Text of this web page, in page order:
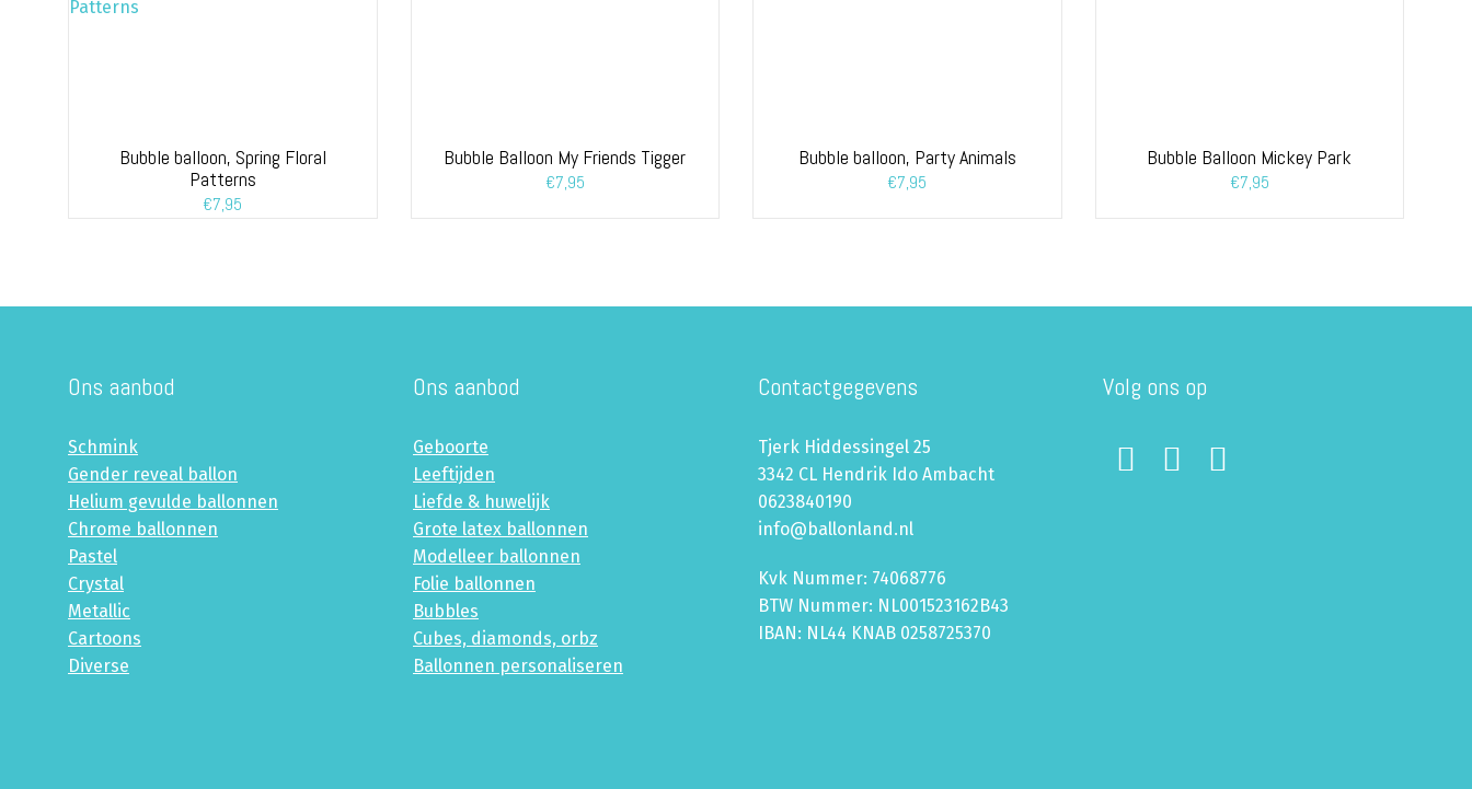
Bubble balloon, Spring Floral
Patterns
€7,95
Bubble Balloon My Friends Tigger
€7,95
Bubble balloon, Party Animals
€7,95
Bubble Balloon Mickey Park
€7,95
Ons aanbod
Schmink
Gender reveal ballon
Helium gevulde ballonnen
Chrome ballonnen
Pastel
Crystal
Metallic
Cartoons
Diverse
Ons aanbod
Geboorte
Leeftijden
Liefde & huwelijk
Grote latex ballonnen
Modelleer ballonnen
Folie ballonnen
Bubbles
Cubes, diamonds, orbz
Ballonnen personaliseren
Contactgegevens
Tjerk Hiddessingel 25
3342 CL Hendrik Ido Ambacht
0623840190
info@ballonland.nl
Kvk Nummer: 74068776
BTW Nummer: NL001523162B43
IBAN: NL44 KNAB 0258725370
Volg ons op